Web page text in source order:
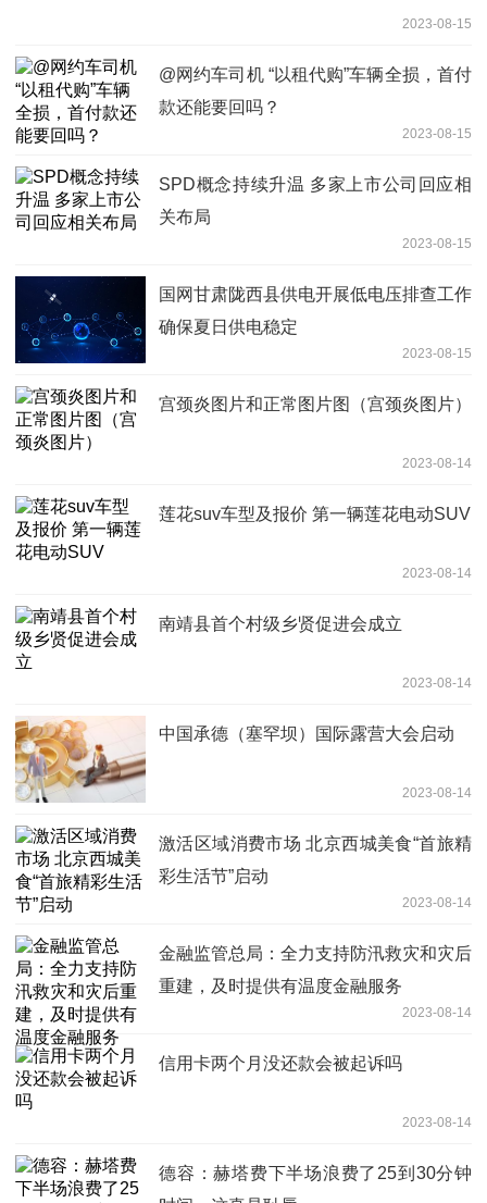
2023-08-15
@网约车司机 “以租代购”车辆全损，首付
款还能要回吗？
2023-08-15
SPD概念持续升温 多家上市公司回应相
关布局
2023-08-15
国网甘肃陇西县供电开展低电压排查工作
确保夏日供电稳定
2023-08-15
宫颈炎图片和正常图片图（宫颈炎图片）
2023-08-14
莲花suv车型及报价 第一辆莲花电动SUV
2023-08-14
南靖县首个村级乡贤促进会成立
2023-08-14
中国承德（塞罕坝）国际露营大会启动
2023-08-14
激活区域消费市场 北京西城美食“首旅精
彩生活节”启动
2023-08-14
金融监管总局：全力支持防汛救灾和灾后
重建，及时提供有温度金融服务
2023-08-14
信用卡两个月没还款会被起诉吗
2023-08-14
德容：赫塔费下半场浪费了25到30分钟